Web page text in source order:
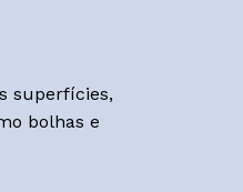
superfícies,
bolhas e